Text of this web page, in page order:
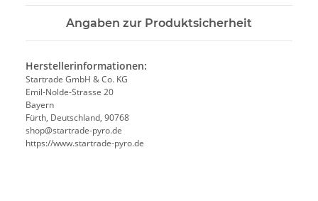
Angaben zur Produktsicherheit
Herstellerinformationen:
Startrade GmbH & Co. KG
Emil-Nolde-Strasse 20
Bayern
Fürth, Deutschland, 90768
shop@startrade-pyro.de
https://www.startrade-pyro.de